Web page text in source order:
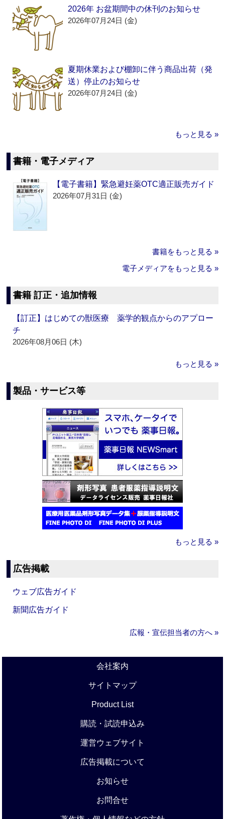
2026年 お盆期間中の休刊のお知らせ
2026年07月24日 (金)
夏期休業および棚卸に伴う商品出荷（発
送）停止のお知らせ
2026年07月24日 (金)
もっと見る »
書籍・電子メディア
【電子書籍】緊急避妊薬OTC適正販売ガイド
2026年07月31日 (金)
書籍をもっと見る »
電子メディアをもっと見る »
書籍 訂正・追加情報
【訂正】はじめての獣医療 薬学的観点からのアプロー
チ
2026年08月06日 (木)
もっと見る »
製品・サービス等
もっと見る »
広告掲載
ウェブ広告ガイド
新聞広告ガイド
広報・宣伝担当者の方へ »
会社案内
サイトマップ
Product List
購読・試読申込み
運営ウェブサイト
広告掲載について
お知らせ
お問合せ